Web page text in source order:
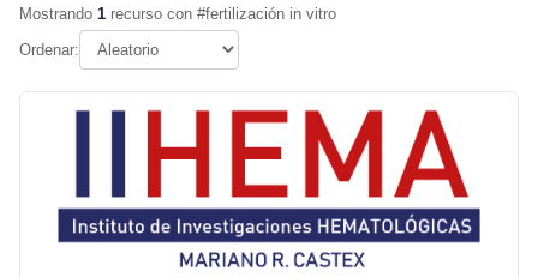
Mostrando 1 recurso con #fertilización in vitro
Ordenar: